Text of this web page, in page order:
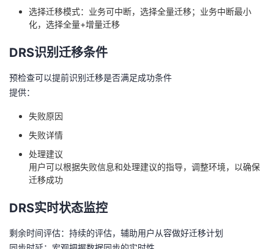
DRS数据复制：云数据库迁移的主要解决方案
DRS多种迁移模式
选择数据流动方向：入云，出云
选择目标库读写设置：只读、读写
选择迁移模式：业务可中断，选择全量迁移；业务中断最小
化，选择全量+增量迁移